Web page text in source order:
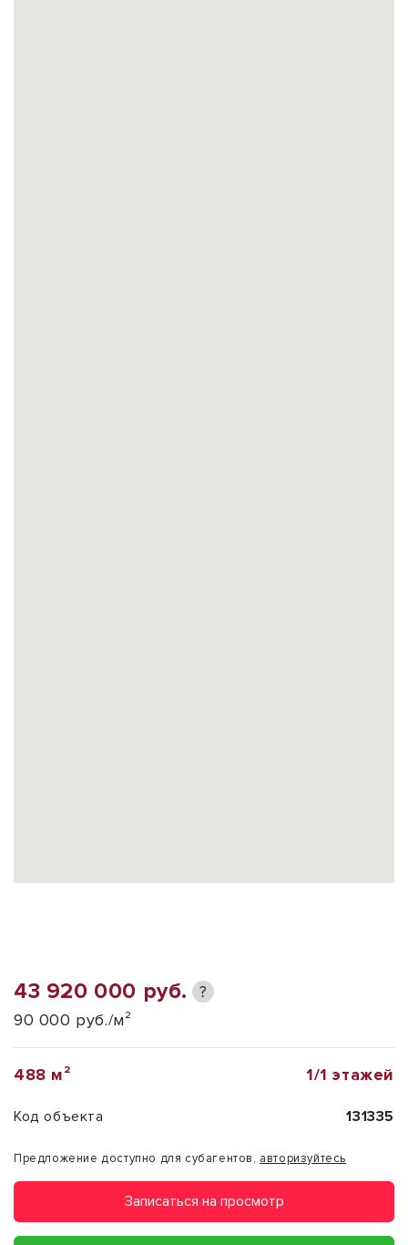
43 920 000 руб. ?
90 000 руб./м²
488 м² 1/1 этажей
Код объекта 131335
Предложение доступно для субагентов, авторизуйтесь
Записаться на просмотр